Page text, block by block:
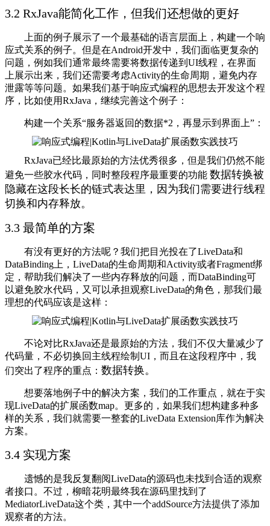
3.2 RxJava能简化工作，但我们还想做的更好
上面的例子展示了一个最基础的语言层面上，构建一个响
应式关系的例子。但是在Android开发中，我们面临更复杂的
问题，例如我们通常最终需要将数据传递到UI线程，在界面
上展示出来，我们还需要考虑Activity的生命周期，避免内存
泄露等等问题。如果我们基于响应式编程的思想去开发这个程
序，比如使用RxJava，继续完善这个例子：
构建一个关系“服务器返回的数据*2，再显示到界面上”：
RxJava已经比最原始的方法优秀很多，但是我们仍然不能
避免一些胶水代码，同时整段程序最重要的功能 数据转换被
隐藏在这段长长的链式表达里，因为我们需要进行线程
切换和内存释放。
3.3 最简单的方案
有没有更好的方法呢？我们把目光投在了LiveData和
DataBinding上，LiveData的生命周期和Activity或者Fragment绑
定，帮助我们解决了一些内存释放的问题，而DataBinding可
以避免胶水代码，又可以承担观察LiveData的角色，那我们最
理想的代码应该是这样：
不论对比RxJava还是最原始的方法，我们不仅大量减少了
代码量，不必切换回主线程绘制UI，而且在这段程序中，我
们突出了程序的重点： 数据转换。
想要落地例子中的解决方案，我们的工作重点，就在于实
现LiveData的扩展函数map。更多的，如果我们想构建多种多
样的关系，我们就需要一整套的LiveData Extension库作为解决
方案。
3.4 实现方案
遗憾的是我反复翻阅LiveData的源码也未找到合适的观察
者接口。不过，柳暗花明最终我在源码里找到了
MediatorLiveData这个类，其中一个addSource方法提供了添加
观察者的方法。